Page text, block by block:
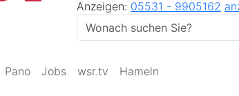
Anzeigen: 05531 - 9905162
Pano Jobs wsr.tv Hameln